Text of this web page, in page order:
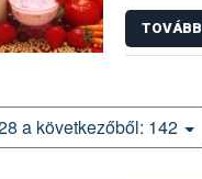
TOVÁBB
a következőből: 142